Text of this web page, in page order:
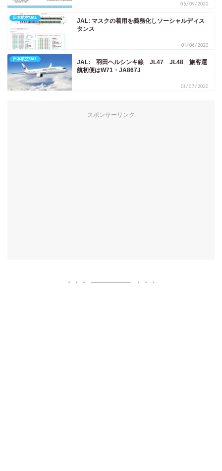
05/09/2020
日本航空/JAL
JAL: マスクの着用を義務化しソーシャルディス
タンス
01/06/2020
日本航空/JAL
JAL: 羽田ヘルシンキ線 JL47 JL48 旅客運
航初便はW71・JA867J
01/07/2020
スポンサーリンク